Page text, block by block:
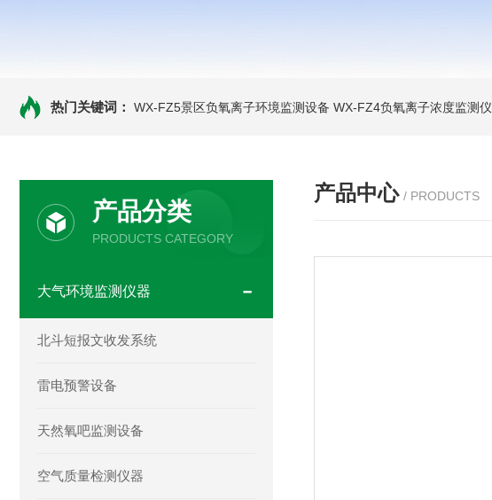
热门关键词： WX-FZ5景区负氧离子环境监测设备 WX-FZ4负氧离子浓度监测仪
产品分类
PRODUCTS CATEGORY
大气环境监测仪器
北斗短报文收发系统
雷电预警设备
天然氧吧监测设备
空气质量检测仪器
产品中心 / PRODUCTS